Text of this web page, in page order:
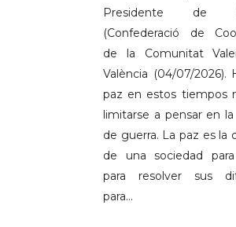
Presidente de
(Confederació de
de la Comunitat
València (04/07/2026).
paz en estos tiempos
limitarse a pensar en la
de guerra. La paz es la
de una sociedad
para resolver sus
para...